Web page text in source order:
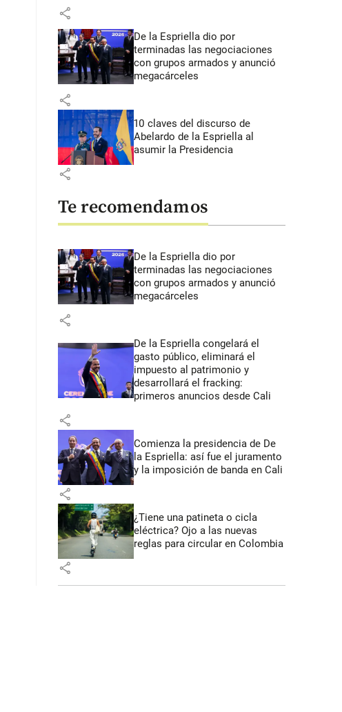
share
De la Espriella dio por
terminadas las negociaciones
con grupos armados y anunció
megacárceles
share
10 claves del discurso de
Abelardo de la Espriella al
asumir la Presidencia
share
Te recomendamos
De la Espriella dio por
terminadas las negociaciones
con grupos armados y anunció
megacárceles
share
De la Espriella congelará el
gasto público, eliminará el
impuesto al patrimonio y
desarrollará el fracking:
primeros anuncios desde Cali
share
Comienza la presidencia de De
la Espriella: así fue el juramento
y la imposición de banda en Cali
share
¿Tiene una patineta o cicla
eléctrica? Ojo a las nuevas
reglas para circular en Colombia
share